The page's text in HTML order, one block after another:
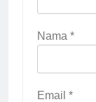
Nama *
Email *